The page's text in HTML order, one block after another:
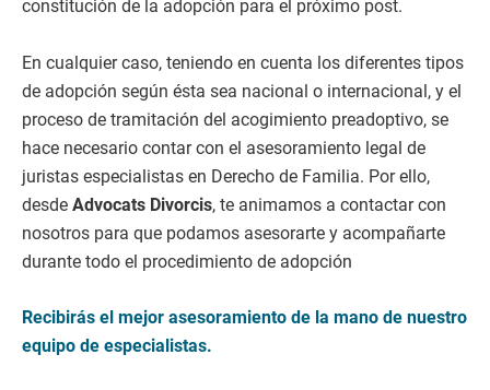
constitución de la adopción para el próximo post.
En cualquier caso, teniendo en cuenta los diferentes tipos
de adopción según ésta sea nacional o internacional, y el
proceso de tramitación del acogimiento preadoptivo, se
hace necesario contar con el asesoramiento legal de
juristas especialistas en Derecho de Familia. Por ello,
desde Advocats Divorcis, te animamos a contactar con
nosotros para que podamos asesorarte y acompañarte
durante todo el procedimiento de adopción
Recibirás el mejor asesoramiento de la mano de nuestro
equipo de especialistas.